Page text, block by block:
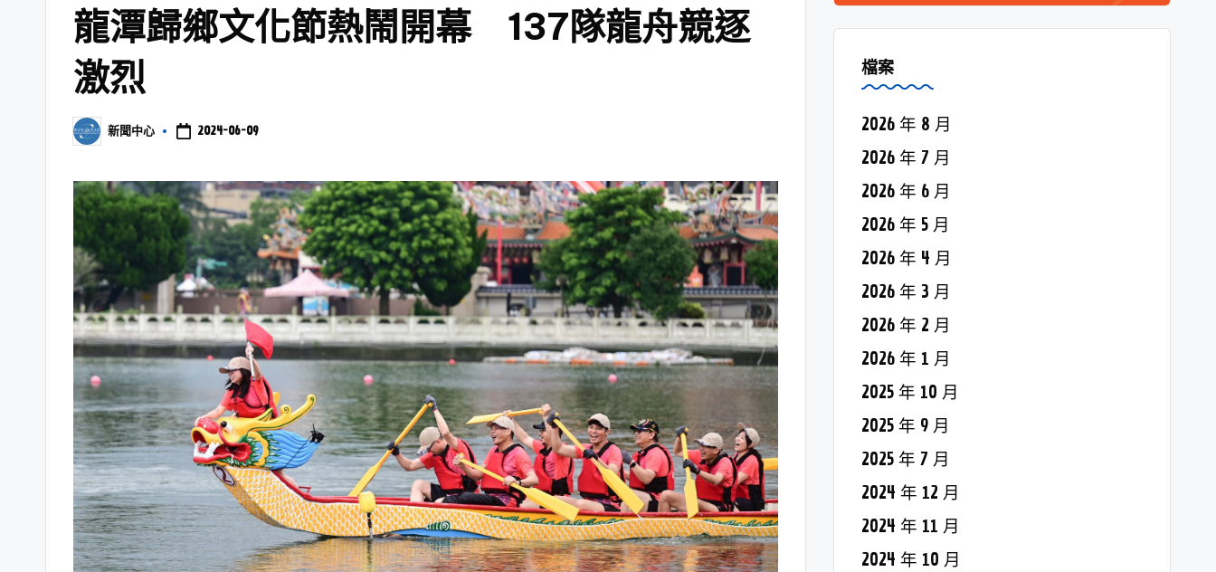
龍潭歸鄉文化節熱鬧開幕 137隊龍舟競逐
激烈
新聞中心 2024-06-09
檔案
2026 年 8 月
2026 年 7 月
2026 年 6 月
2026 年 5 月
2026 年 4 月
2026 年 3 月
2026 年 2 月
2026 年 1 月
2025 年 10 月
2025 年 9 月
2025 年 7 月
2024 年 12 月
2024 年 11 月
2024 年 10 月